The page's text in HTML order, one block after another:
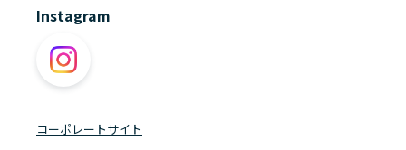
Instagram
コーポレートサイト